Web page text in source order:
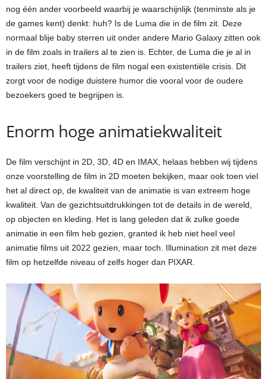
nog één ander voorbeeld waarbij je waarschijnlijk (tenminste als je
de games kent) denkt: huh? Is de Luma die in de film zit. Deze
normaal blije baby sterren uit onder andere Mario Galaxy zitten ook
in de film zoals in trailers al te zien is. Echter, de Luma die je al in
trailers ziet, heeft tijdens de film nogal een existentiële crisis. Dit
zorgt voor de nodige duistere humor die vooral voor de oudere
bezoekers goed te begrijpen is.
Enorm hoge animatiekwaliteit
De film verschijnt in 2D, 3D, 4D en IMAX, helaas hebben wij tijdens
onze voorstelling de film in 2D moeten bekijken, maar ook toen viel
het al direct op, de kwaliteit van de animatie is van extreem hoge
kwaliteit. Van de gezichtsuitdrukkingen tot de details in de wereld,
op objecten en kleding. Het is lang geleden dat ik zulke goede
animatie in een film heb gezien, granted ik heb niet heel veel
animatie films uit 2022 gezien, maar toch. Illumination zit met deze
film op hetzelfde niveau of zelfs hoger dan PIXAR.